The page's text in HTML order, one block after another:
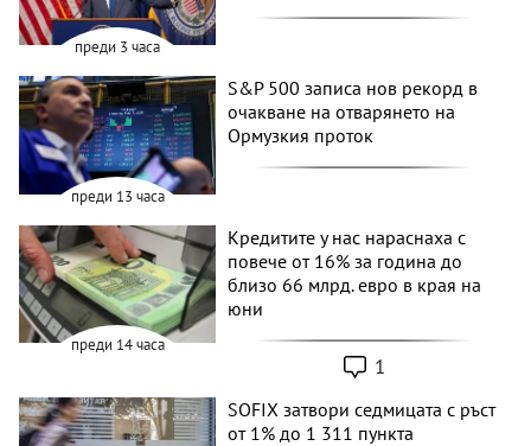
преди 3 часа
преди 13 часа
S&P 500 записа нов рекорд в
очакване на отварянето на
Ормузкия проток
преди 14 часа
Кредитите у нас нараснаха с
повече от 16% за година до
близо 66 млрд. евро в края на
юни
1
SOFIX затвори седмицата с ръст
от 1% до 1 311 пункта